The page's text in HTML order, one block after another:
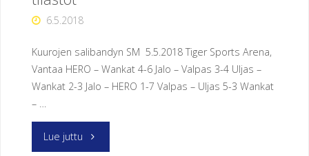
EN
U
R
IL
6.5.2018
Kuurojen salibandyn SM 5.5.2018 Tiger Sports Arena,
Vantaa HERO – Wankat 4-6 Jalo – Valpas 3-4 Uljas –
Wankat 2-3 Jalo – HERO 1-7 Valpas – Uljas 5-3 Wankat
– …
Lue juttu"Kuurojen